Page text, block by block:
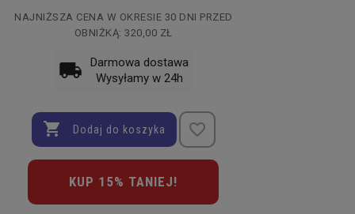
NAJNIŻSZA CENA W OKRESIE 30 DNI PRZED
OBNIŻKĄ:320,00 ZŁ
local_shipping
Darmowa dostawa
Wysyłamy w 24h
 Dodaj do koszyka favorite_border
KUP 15% TANIEJ!
WATCHES
MĘSKI MAREA
zł
MAREA WATCHES
B60001/4
264,50 zł